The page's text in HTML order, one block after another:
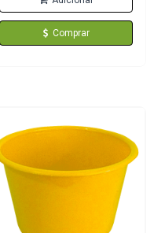
Comprar